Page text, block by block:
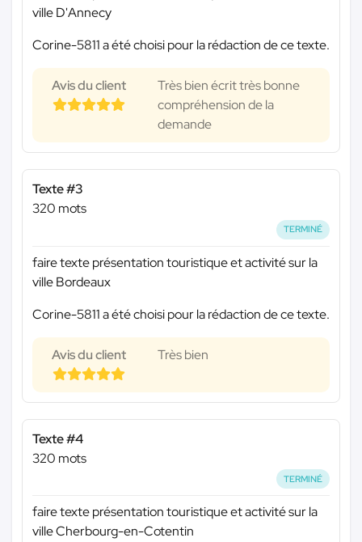
ville D'Annecy
Corine-5811 a été choisi pour la rédaction de ce texte.
Avis du client
Très bien écrit très bonne
compréhension de la
demande
Texte #3
320 mots
TERMINÉ
faire texte présentation touristique et activité sur la
ville Bordeaux
Corine-5811 a été choisi pour la rédaction de ce texte.
Avis du client Très bien
Texte #4
320 mots
TERMINÉ
faire texte présentation touristique et activité sur la
ville Cherbourg-en-Cotentin